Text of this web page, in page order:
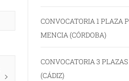
CONVOCATORIA 1 PLAZA
MENCIA (CÓRDOBA)
CONVOCATORIA 3
(CÁDIZ)